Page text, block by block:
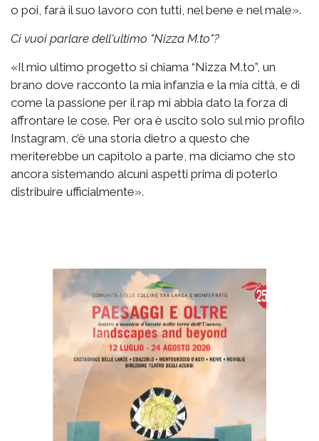
o poi, farà il suo lavoro con tutti, nel bene e nel male».
Ci vuoi parlare dell'ultimo "Nizza M.to"?
«Il mio ultimo progetto si chiama “Nizza M.to”, un
brano dove racconto la mia infanzia e la mia città, e di
come la passione per il rap mi abbia dato la forza di
affrontare le cose. Per ora è uscito solo sul mio profilo
Instagram, c’è una storia dietro a questo che
meriterebbe un capitolo a parte, ma diciamo che sto
ancora sistemando alcuni aspetti prima di poterlo
distribuire ufficialmente».